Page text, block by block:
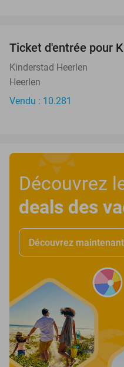
Ticket d'entrée pour
Kinderstad Heerlen
Heerlen
Vendu : 10.281
Découvrez
deals des
Découvrez maintenant